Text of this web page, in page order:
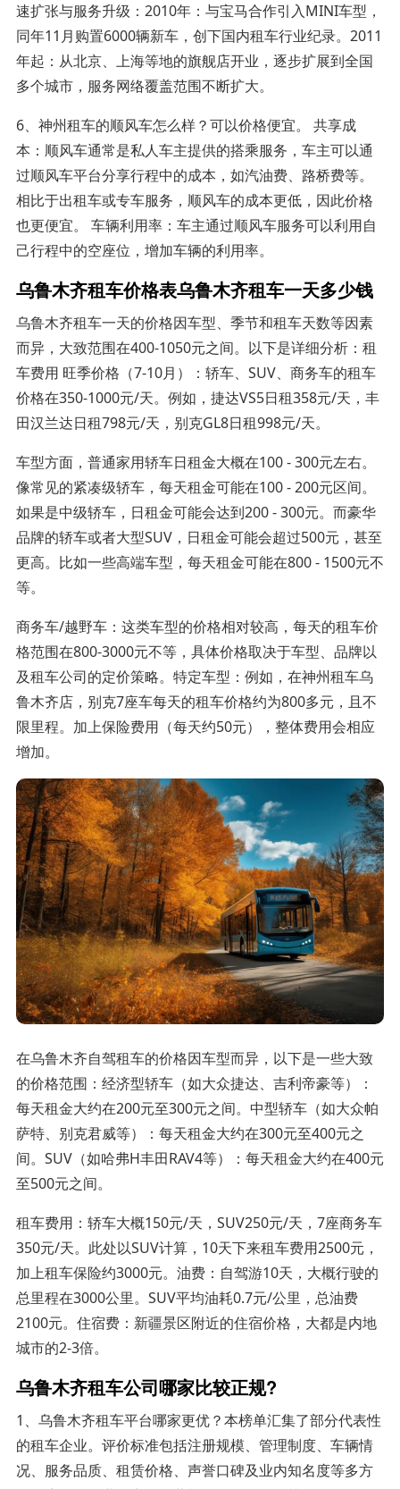
速扩张与服务升级：2010年：与宝马合作引入MINI车型，
同年11月购置6000辆新车，创下国内租车行业纪录。2011
年起：从北京、上海等地的旗舰店开业，逐步扩展到全国
多个城市，服务网络覆盖范围不断扩大。
6、神州租车的顺风车怎么样？可以价格便宜。 共享成
本：顺风车通常是私人车主提供的搭乘服务，车主可以通
过顺风车平台分享行程中的成本，如汽油费、路桥费等。
相比于出租车或专车服务，顺风车的成本更低，因此价格
也更便宜。 车辆利用率：车主通过顺风车服务可以利用自
己行程中的空座位，增加车辆的利用率。
乌鲁木齐租车价格表乌鲁木齐租车一天多少钱
乌鲁木齐租车一天的价格因车型、季节和租车天数等因素
而异，大致范围在400-1050元之间。以下是详细分析：租
车费用 旺季价格（7-10月）：轿车、SUV、商务车的租车
价格在350-1000元/天。例如，捷达VS5日租358元/天，丰
田汉兰达日租798元/天，别克GL8日租998元/天。
车型方面，普通家用轿车日租金大概在100 - 300元左右。
像常见的紧凑级轿车，每天租金可能在100 - 200元区间。
如果是中级轿车，日租金可能会达到200 - 300元。而豪华
品牌的轿车或者大型SUV，日租金可能会超过500元，甚至
更高。比如一些高端车型，每天租金可能在800 - 1500元不
等。
商务车/越野车：这类车型的价格相对较高，每天的租车价
格范围在800-3000元不等，具体价格取决于车型、品牌以
及租车公司的定价策略。特定车型：例如，在神州租车乌
鲁木齐店，别克7座车每天的租车价格约为800多元，且不
限里程。加上保险费用（每天约50元），整体费用会相应
增加。
在乌鲁木齐自驾租车的价格因车型而异，以下是一些大致
的价格范围：经济型轿车（如大众捷达、吉利帝豪等）：
每天租金大约在200元至300元之间。中型轿车（如大众帕
萨特、别克君威等）：每天租金大约在300元至400元之
间。SUV（如哈弗H丰田RAV4等）：每天租金大约在400元
至500元之间。
租车费用：轿车大概150元/天，SUV250元/天，7座商务车
350元/天。此处以SUV计算，10天下来租车费用2500元，
加上租车保险约3000元。油费：自驾游10天，大概行驶的
总里程在3000公里。SUV平均油耗0.7元/公里，总油费
2100元。住宿费：新疆景区附近的住宿价格，大都是内地
城市的2-3倍。
乌鲁木齐租车公司哪家比较正规?
1、乌鲁木齐租车平台哪家更优？本榜单汇集了部分代表性
的租车企业。评价标准包括注册规模、管理制度、车辆情
况、服务品质、租赁价格、声誉口碑及业内知名度等多方